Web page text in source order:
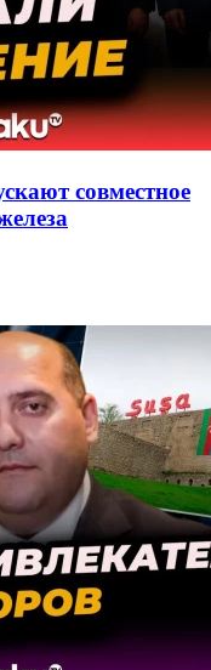
совместное